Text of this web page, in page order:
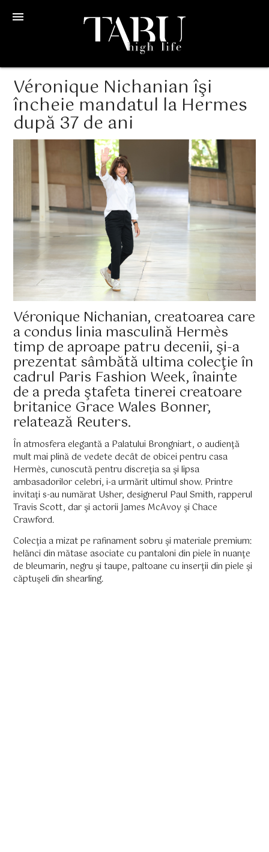
menu
Véronique Nichanian îşi
încheie mandatul la Hermes
după 37 de ani
Véronique Nichanian, creatoarea care
a condus linia masculină Hermès
timp de aproape patru decenii, şi-a
prezentat sâmbătă ultima colecţie în
cadrul Paris Fashion Week, înainte
de a preda ştafeta tinerei creatoare
britanice Grace Wales Bonner,
relatează Reuters.
În atmosfera elegantă a Palatului Brongniart, o audienţă
mult mai plină de vedete decât de obicei pentru casa
Hermès, cunoscută pentru discreţia sa şi lipsa
ambasadorilor celebri, i-a urmărit ultimul show. Printre
invitaţi s-au numărat Usher, designerul Paul Smith, rapperul
Travis Scott, dar şi actorii James McAvoy şi Chace
Crawford.
Colecţia a mizat pe rafinament sobru şi materiale premium:
helănci din mătase asociate cu pantaloni din piele în nuanţe
de bleumarin, negru şi taupe, paltoane cu inserţii din piele şi
căptuşeli din shearling.